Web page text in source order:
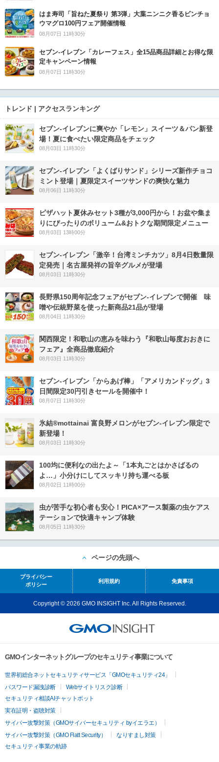
はま寿司「旨ねた夏祭り 第3弾」大葉ニンニク香るビンチョ
ウマグロ100円フェア開催情報
08月07日 11時30分
セブン‐イレブン「カレーフェス」全15品商品詳細とお得な限
定キャンペーン情報
08月07日 11時30分
トレンド | アクセスランキング
セブン‐イレブンに爽やか「レモン」スイーツ＆パン新登
場！夏に食べたい限定商品をチェック
08月03日 11時30分
セブン‐イレブン「よくばりサンド」シリーズ新作チョコ
ミント登場｜夏限定スイーツサンドの爽快な魅力
08月06日 11時30分
ピザハット夏休みセット3種が3,000円から！お盆や集ま
りにぴったりのボリューム&おトクな期間限定メニュー
08月03日 13時00分
セブン-イレブン「激辛！台湾ミンチカツ」8月4日数量限
定発売｜名古屋発祥の旨辛グルメが登場
08月03日 11時30分
長野県150周年記念フェアがセブン-イレブンで開催 味
噌や伝統野菜を使った新商品21品が登場
08月04日 11時30分
関西限定！和歌山の恵みを味わう『和歌山毎度おおきに
フェア』全商品徹底紹介
08月03日 11時30分
セブン‐イレブン「からあげ棒」「アメリカンドッグ」3
日間限定30円引きセールを開催中！
08月07日 11時30分
氷結®mottainai 富良野メロンがセブン‐イレブン限定で
新登場！
08月03日 11時30分
100均に便利なの出たよ～「1本丸ごとはかさばるの
よ…」小分けにしてスッキリ持ち運べる板
08月02日 11時00分
虫が苦手な初心者も安心！PICA×アース製薬の虫ケアス
テーションで快適キャンプ体験
08月05日 11時30分
ページの先頭へ
プライバシー
ポリシー
利用規約 免責事項
Copyright © 2026 GMO INSIGHT Inc. All Rights Reserved.
GMOインターネットグループのセキュリティ事業について
世界初総合ネットセキュリティサービス「GMOセキュリティ24」
パスワード漏洩診断
Webサイトリスク診断
セキュリティ相談AIチャットボット
実在証明・盗聴対策
サイバー攻撃対策（GMOサイバーセキュリティ byイエラエ）
サイバー攻撃対策（GMO Flatt Security）
なりすまし対策
セキュリティ事業の軌跡